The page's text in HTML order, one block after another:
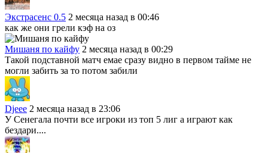
Экстрасенс 0.5 2 месяца назад в 00:46
как же они грели кэф на оз
Мишаня по кайфу 2 месяца назад в 00:29
Такой подставной матч емае сразу видно в первом тайме не
могли забить за то потом забили
Djeee 2 месяца назад в 23:06
У Сенегала почти все игроки из топ 5 лиг а играют как
бездари....